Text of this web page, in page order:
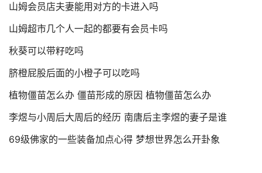
山姆会员店夫妻能用对方的卡进入吗
山姆超市几个人一起的都要有会员卡吗
秋葵可以带籽吃吗
脐橙屁股后面的小橙子可以吃吗
植物僵苗怎么办 僵苗形成的原因 植物僵苗怎么办
李煜与小周后大周后的经历 南唐后主李煜的妻子是谁
69级佛家的一些装备加点心得 梦想世界怎么开卦象